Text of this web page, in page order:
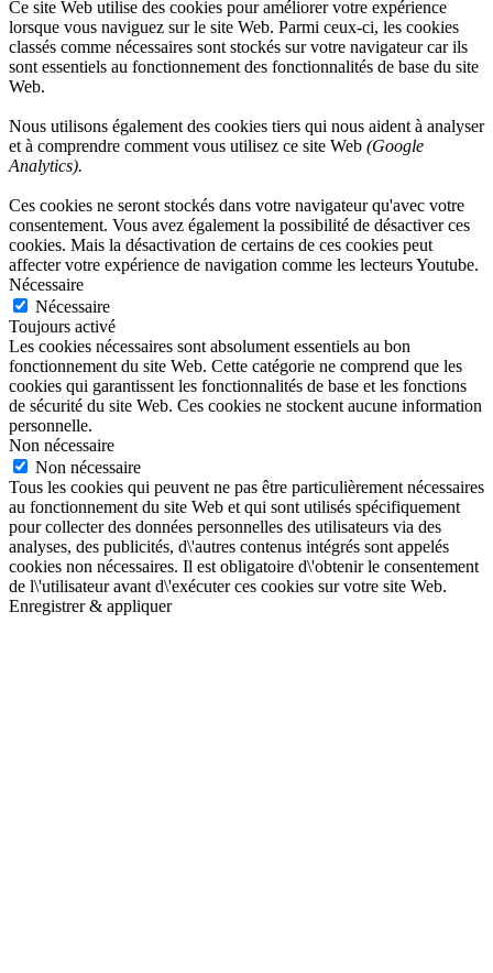
Ce site Web utilise des cookies pour améliorer votre expérience
lorsque vous naviguez sur le site Web. Parmi ceux-ci, les cookies
classés comme nécessaires sont stockés sur votre navigateur car ils
sont essentiels au fonctionnement des fonctionnalités de base du site
Web.
Nous utilisons également des cookies tiers qui nous aident à analyser
et à comprendre comment vous utilisez ce site Web (Google
Analytics).
Ces cookies ne seront stockés dans votre navigateur qu'avec votre
consentement. Vous avez également la possibilité de désactiver ces
cookies. Mais la désactivation de certains de ces cookies peut
affecter votre expérience de navigation comme les lecteurs Youtube.
Nécessaire
Nécessaire
Toujours activé
Les cookies nécessaires sont absolument essentiels au bon
fonctionnement du site Web. Cette catégorie ne comprend que les
cookies qui garantissent les fonctionnalités de base et les fonctions
de sécurité du site Web. Ces cookies ne stockent aucune information
personnelle.
Non nécessaire
Non nécessaire
Tous les cookies qui peuvent ne pas être particulièrement nécessaires
au fonctionnement du site Web et qui sont utilisés spécifiquement
pour collecter des données personnelles des utilisateurs via des
analyses, des publicités, d\'autres contenus intégrés sont appelés
cookies non nécessaires. Il est obligatoire d\'obtenir le consentement
de l\'utilisateur avant d\'exécuter ces cookies sur votre site Web.
Enregistrer & appliquer